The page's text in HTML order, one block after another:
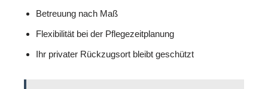
Betreuung nach Maß
Flexibilität bei der Pflegezeitplanung
Ihr privater Rückzugsort bleibt geschützt